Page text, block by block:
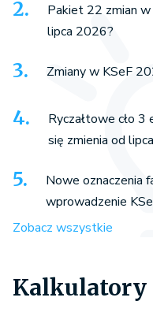
Pakiet 22 zmian
lipca 2026?
Zmiany w KSeF
Ryczałtowe cło 3
się zmienia od
Nowe oznaczenia
wprowadzenie
Zobacz wszystkie
Kalkulatory